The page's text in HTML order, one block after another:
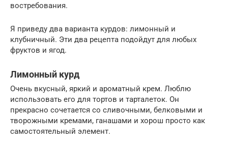
востребования.
Я приведу два варианта курдов: лимонный и
клубничный. Эти два рецепта подойдут для любых
фруктов и ягод.
Лимонный курд
Очень вкусный, яркий и ароматный крем. Люблю
использовать его для тортов и тарталеток. Он
прекрасно сочетается со сливочными, белковыми и
творожными кремами, ганашами и хорош просто как
самостоятельный элемент.